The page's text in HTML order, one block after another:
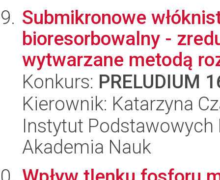
Submikronowe
bioresorbowalny -
wytwarzane metodą
Konkurs: PRELUDIUM
Kierownik: Katarzyna
Instytut
Akademia Nauk